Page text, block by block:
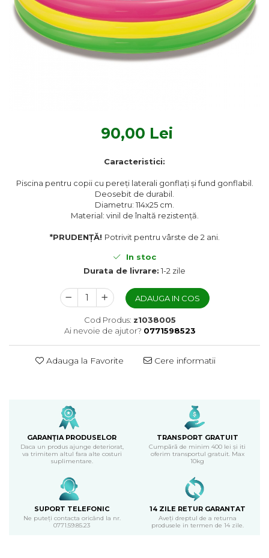
Textile Bucatarie
Fete de masa
Prosoape si lavete
90,00 Lei
Caracteristici:
Piscina pentru copii cu pereți laterali gonflați și fund gonflabil.
Deosebit de durabil.
Diametru: 114x25 cm.
Material: vinil de înaltă rezistență.
*PRUDENȚĂ! Potrivit pentru vârste de 2 ani.
In stoc
Durata de livrare: 1-2 zile
ADAUGA IN COS
Cod Produs: z1038005
Ai nevoie de ajutor? 0771598523
Adauga la Favorite Cere informatii
GARANȚIA PRODUSELOR
Daca un produs ajunge deteriorat,
va trimitem altul fara alte costuri
suplimentare.
TRANSPORT GRATUIT
Cumpără de minim 400 lei și iti
oferim transportul gratuit. Max
10kg
SUPORT TELEFONIC
Ne puteți contacta oricând la nr.
0771.59.85.23
14 ZILE RETUR GARANTAT
Aveți dreptul de a returna
produsele in termen de 14 zile.